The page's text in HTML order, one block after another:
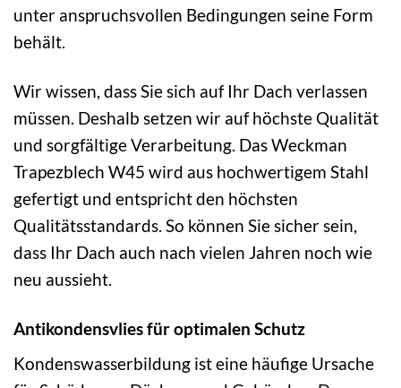
unter anspruchsvollen Bedingungen seine Form
behält.
Wir wissen, dass Sie sich auf Ihr Dach verlassen
müssen. Deshalb setzen wir auf höchste Qualität
und sorgfältige Verarbeitung. Das Weckman
Trapezblech W45 wird aus hochwertigem Stahl
gefertigt und entspricht den höchsten
Qualitätsstandards. So können Sie sicher sein,
dass Ihr Dach auch nach vielen Jahren noch wie
neu aussieht.
Antikondensvlies für optimalen Schutz
Kondenswasserbildung ist eine häufige Ursache